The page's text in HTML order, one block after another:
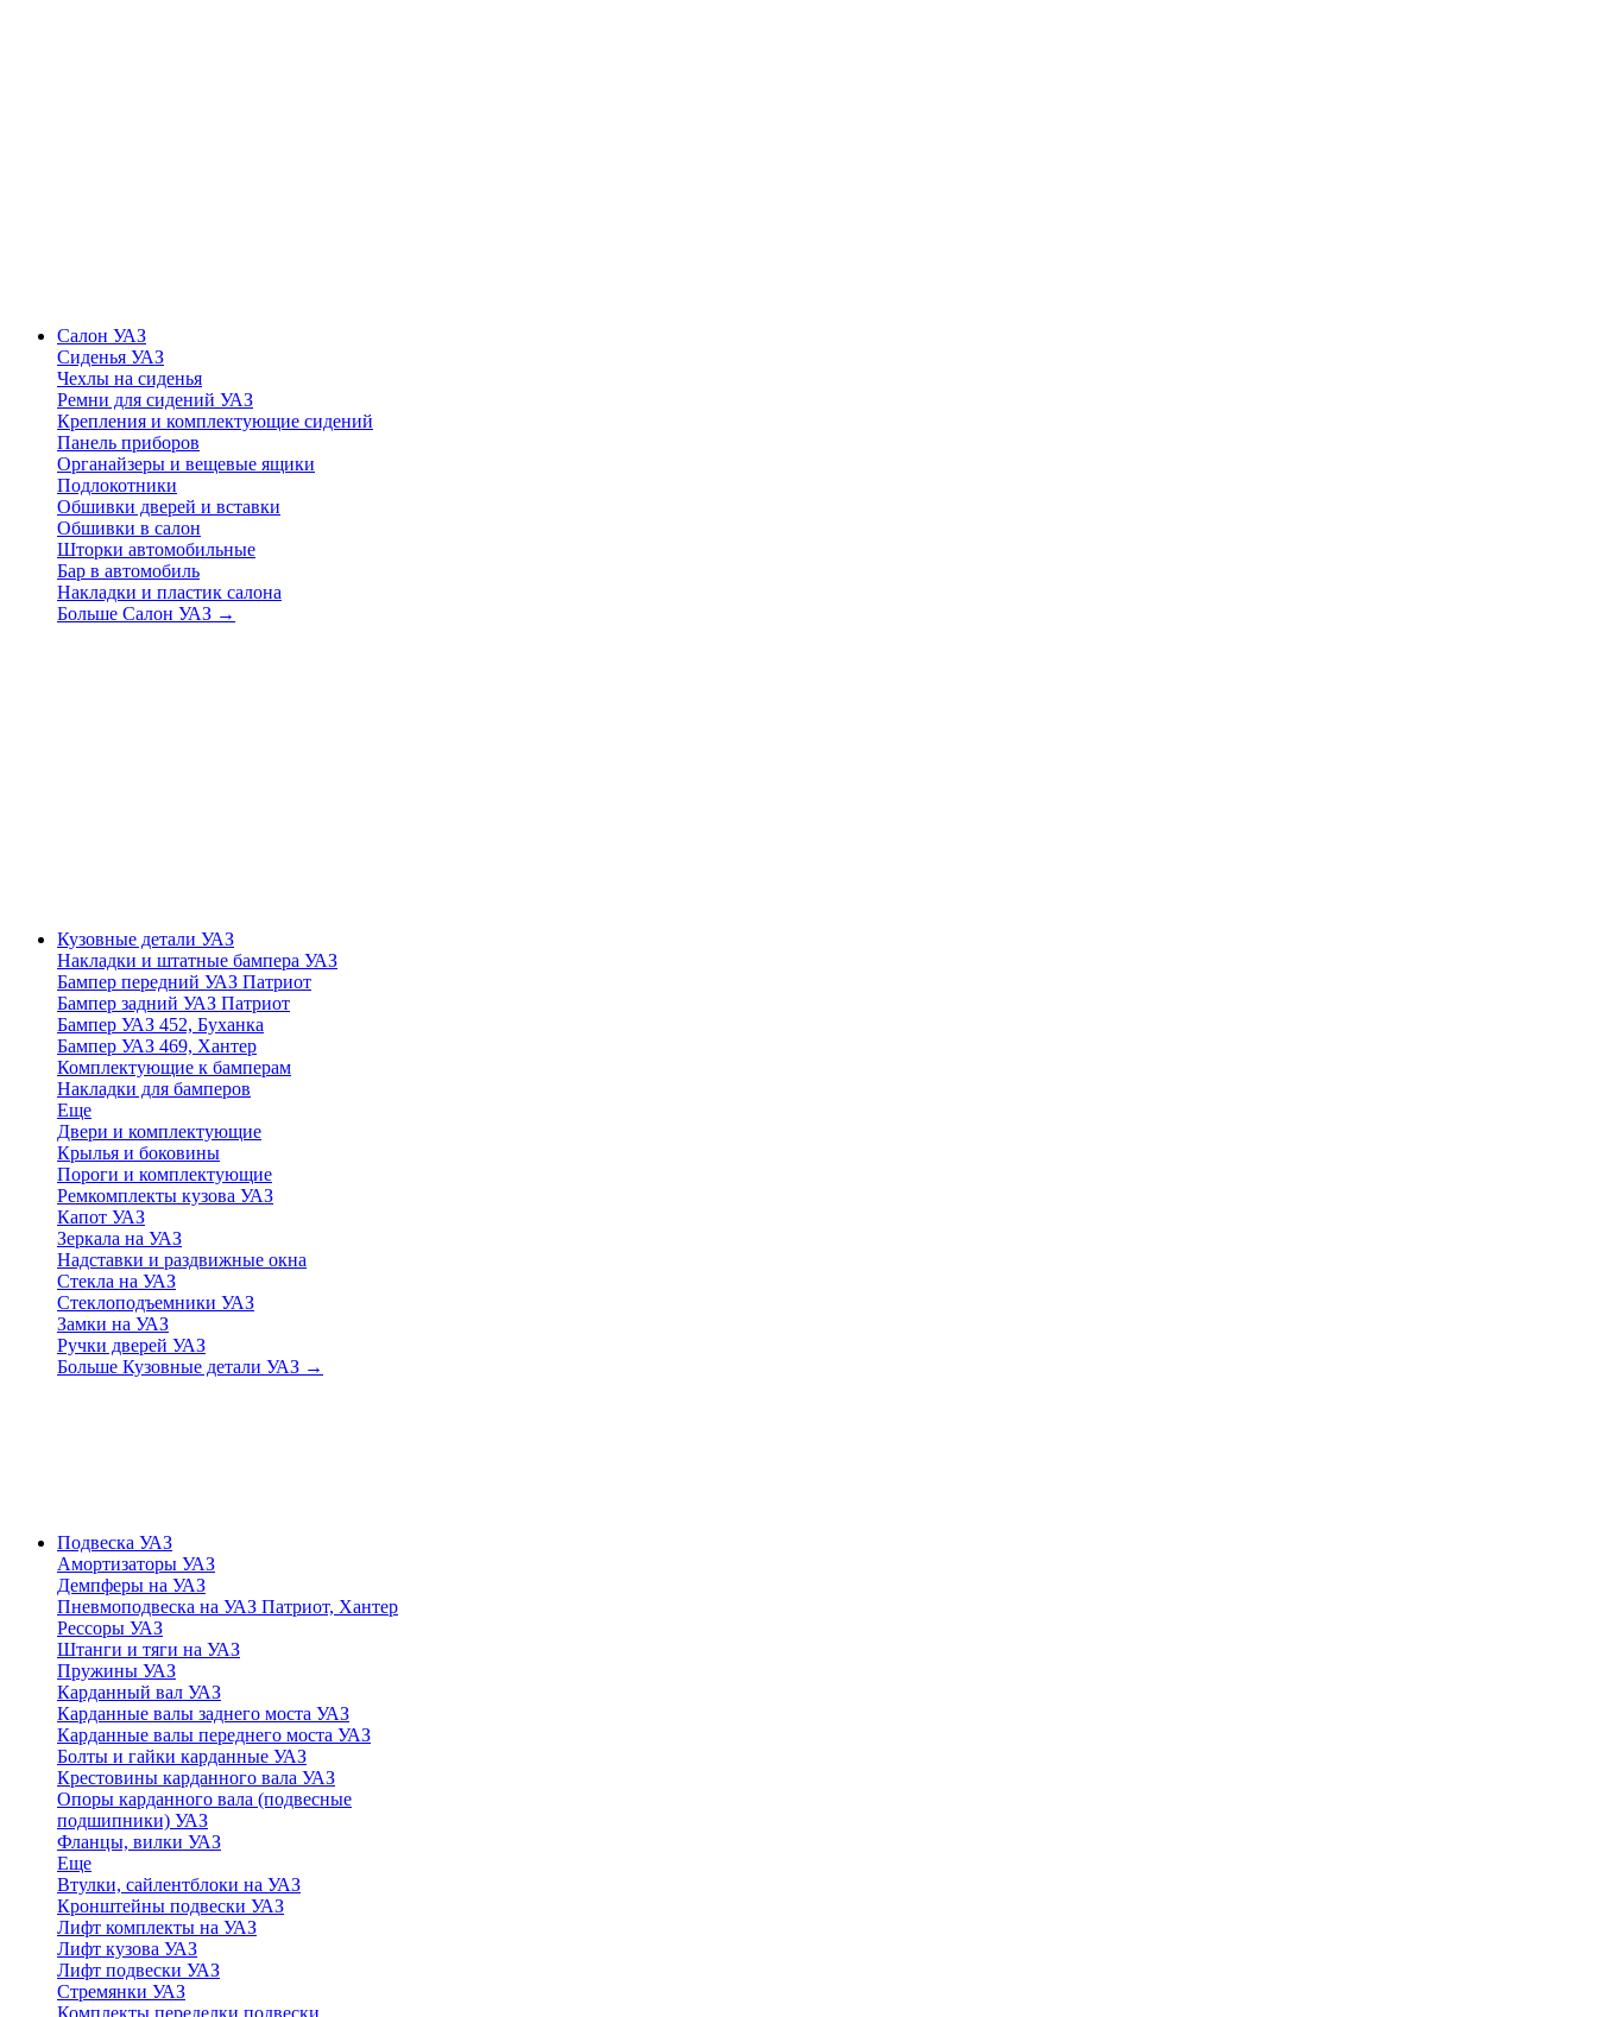
Салон УАЗ
Сиденья УАЗ
Чехлы на сиденья
Ремни для сидений УАЗ
Крепления и комплектующие сидений
Панель приборов
Органайзеры и вещевые ящики
Подлокотники
Обшивки дверей и вставки
Обшивки в салон
Шторки автомобильные
Бар в автомобиль
Накладки и пластик салона
Больше Салон УАЗ →
Кузовные детали УАЗ
Накладки и штатные бампера УАЗ
Бампер передний УАЗ Патриот
Бампер задний УАЗ Патриот
Бампер УАЗ 452, Буханка
Бампер УАЗ 469, Хантер
Комплектующие к бамперам
Накладки для бамперов
Еще
Двери и комплектующие
Крылья и боковины
Пороги и комплектующие
Ремкомплекты кузова УАЗ
Капот УАЗ
Зеркала на УАЗ
Надставки и раздвижные окна
Стекла на УАЗ
Стеклоподъемники УАЗ
Замки на УАЗ
Ручки дверей УАЗ
Больше Кузовные детали УАЗ →
Подвеска УАЗ
Амортизаторы УАЗ
Демпферы на УАЗ
Пневмоподвеска на УАЗ Патриот, Хантер
Рессоры УАЗ
Штанги и тяги на УАЗ
Пружины УАЗ
Карданный вал УАЗ
Карданные валы заднего моста УАЗ
Карданные валы переднего моста УАЗ
Болты и гайки карданные УАЗ
Крестовины карданного вала УАЗ
Опоры карданного вала (подвесные
подшипники) УАЗ
Фланцы, вилки УАЗ
Еще
Втулки, сайлентблоки на УАЗ
Кронштейны подвески УАЗ
Лифт комплекты на УАЗ
Лифт кузова УАЗ
Лифт подвески УАЗ
Стремянки УАЗ
Комплекты переделки подвески